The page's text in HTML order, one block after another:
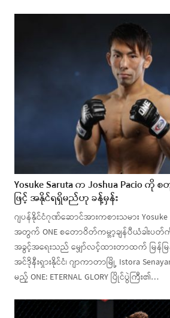
Yosuke Saruta က Joshua Pacio ကို
ဖြင့် အနိုင်ရရှိမည်ဟု ခန့်မှန်း
ဂျပန်နိုင်ငံဂုဏ်ဆောင်အားကစားသမား Yosuke
အတွက် ONE စတောဝိတ်ကမ္ဘာ့ချန်ပီယံခါးပတ်
အခွင့်အရေးသည် မျှော်လင့်ထားတာထက် မြန်မ
အင်ဒိုနီးရှားနိုင်ငံ၊ ဂျာကာတာမြို့ Istora
မည့် ONE: ETERNAL GLORY ပြိုင်ပွဲကြီး၏…